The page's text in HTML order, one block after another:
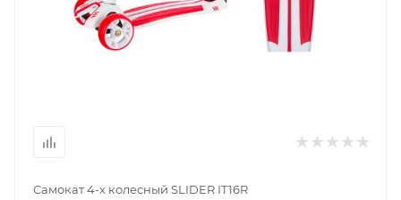
Самокат 4-х колесный SLIDER IT16R